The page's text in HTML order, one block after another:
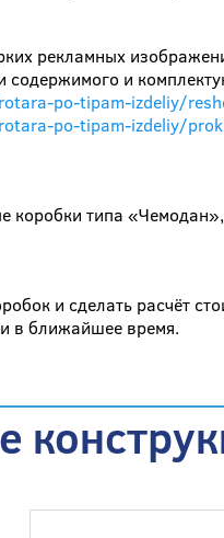
рекламных
содержимого и
po-tipam-izdeliy/
po-tipam-izdeliy/
коробки типа
и сделать расчёт
в ближайшее время.